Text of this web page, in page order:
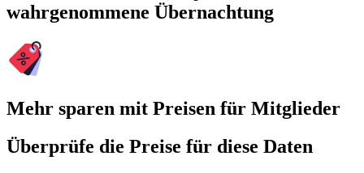
wahrgenommene Übernachtung
Mehr sparen mit Preisen für Mitglieder
Überprüfe die Preise für diese Daten